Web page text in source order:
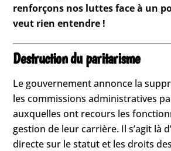
renforçons nos luttes face à un
veut rien entendre !
Destruction du paritarisme
Le gouvernement annonce la
les commissions administratives
auxquelles ont recours les
gestion de leur carrière. Il s’agit là
directe sur le statut et les droits